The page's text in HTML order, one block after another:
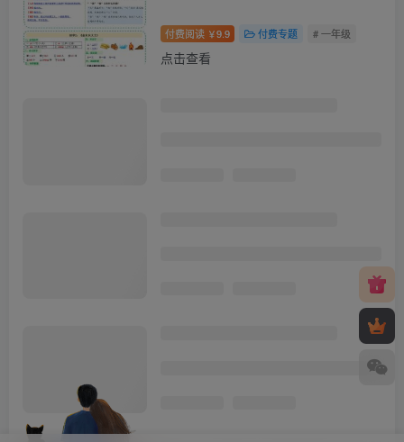
付费阅读 ￥9.9 付费专题 # 一年级
点击查看